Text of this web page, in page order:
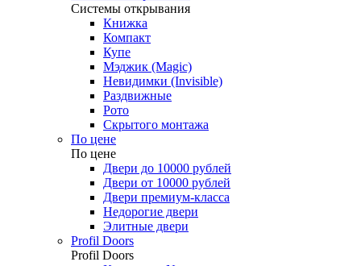
Системы открывания
Книжка
Компакт
Купе
Мэджик (Magic)
Невидимки (Invisible)
Раздвижные
Рото
Скрытого монтажа
По цене
По цене
Двери до 10000 рублей
Двери от 10000 рублей
Двери премиум-класса
Недорогие двери
Элитные двери
Profil Doors
Profil Doors